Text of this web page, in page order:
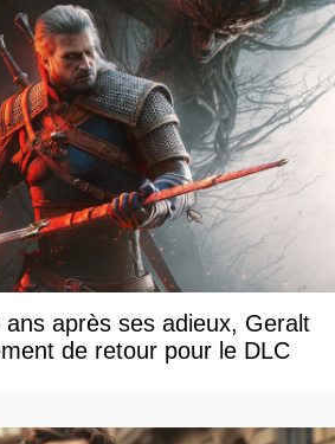
après ses adieux, Geralt
de retour pour le DLC